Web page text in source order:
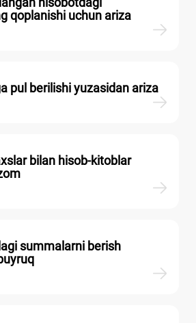
qoplanishi uchun ariza
pul berilishi yuzasidan ariza
bilan hisob-kitoblar
summalarni berish